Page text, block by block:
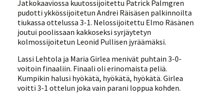
Jatkokaaviossa kuutossijoitettu Patrick Palmgren
pudotti ykkössijoitetun Andrei Räisäsen palkinnoilta
tiukassa ottelussa 3-1. Nelossijoitettu Elmo Räsänen
joutui poolissaan kakkoseksi syrjäytetyn
kolmossijoitetun Leonid Pullisen jyräämäksi.
Lassi Lehtola ja Maria Girlea menivät puhtain 3-0-
voitoin finaaliin. Finaali oli erinomaista peliä.
Kumpikin halusi hyökätä, hyökätä, hyökätä. Girlea
voitti 3-1 ottelun joka vain parani loppua kohden.